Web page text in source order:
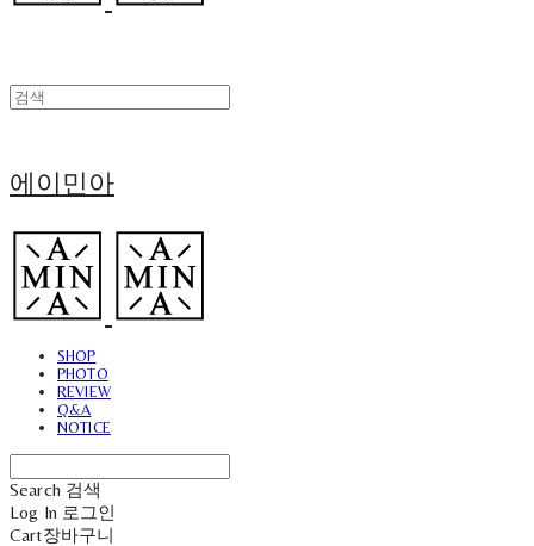
에이민아
SHOP
PHOTO
REVIEW
Q&A
NOTICE
Search 검색
Log In 로그인
Cart장바구니